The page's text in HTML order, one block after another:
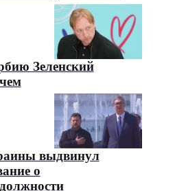
Зеленский
выдвинул
о